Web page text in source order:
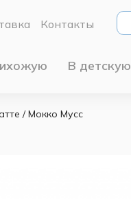
Контакты
В детскую
/ Мокко Мусс